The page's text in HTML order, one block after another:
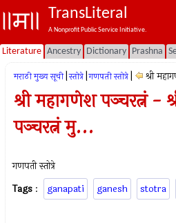
TransLiteral
A Nonprofit Public Service Initiative.
Literature Ancestry Dictionary Prashna
मराठी मुख्य सूची स्तोत्रे गणपती स्तोत्रे श्री
श्री महागणेश पञ्चरत्नं -
पञ्चरत्नं मु...
गणपती स्तोत्रे
Tags : ganapati ganesh stotra